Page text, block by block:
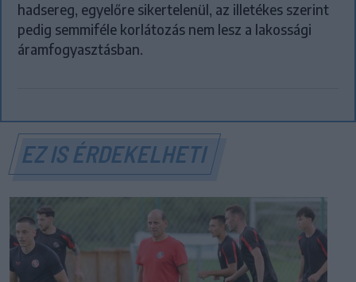
hadsereg, egyelőre sikertelenül, az illetékes szerint
pedig semmiféle korlátozás nem lesz a lakossági
áramfogyasztásban.
EZ IS ÉRDEKELHETI